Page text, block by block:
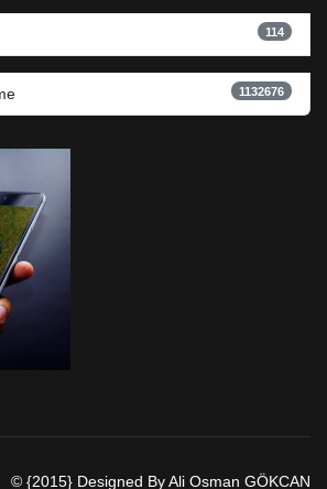
114
1132676
© {2015} Designed By Ali Osman GÖKCAN